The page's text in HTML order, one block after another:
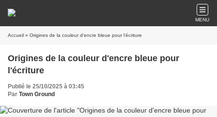
MENU
Accueil » Origines de la couleur d'encre bleue pour l'écriture
Origines de la couleur d'encre bleue pour
l'écriture
Publié le 25/10/2025 à 03:45
Par Town Ground